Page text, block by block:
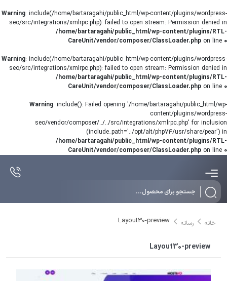
Warning: include(/home/bartaragahi/public_html/wp-content/plugins/wordpress-
seo/src/integrations/xmlrpc.php): failed to open stream: Permission denied in
/home/bartaragahi/public_html/wp-content/plugins/RTL-
CareUnit/vendor/composer/ClassLoader.php on line 0
Warning: include(/home/bartaragahi/public_html/wp-content/plugins/wordpress-
seo/src/integrations/xmlrpc.php): failed to open stream: Permission denied in
/home/bartaragahi/public_html/wp-content/plugins/RTL-
CareUnit/vendor/composer/ClassLoader.php on line 0
Warning: include(): Failed opening '/home/bartaragahi/public_html/wp-
content/plugins/wordpress-
seo/vendor/composer/../../src/integrations/xmlrpc.php' for inclusion
(include_path='.:/opt/alt/php74/usr/share/pear') in
/home/bartaragahi/public_html/wp-content/plugins/RTL-
CareUnit/vendor/composer/ClassLoader.php on line 0
خانه رسانه Layout30-preview
Layout30-preview